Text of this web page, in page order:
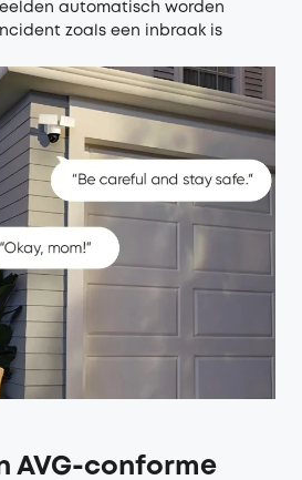
automatisch worden
zoals een inbraak is
AVG-conforme